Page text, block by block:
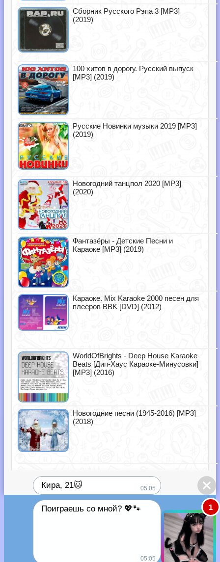
Сборник Русского Рэпа 3 [MP3]
(2019)
100 хитов в дорогу. Русский выпуск
[MP3] (2019)
Русские Новинки музыки 2019 [MP3]
(2019)
Новогодний танцпол 2020 [MP3]
(2020)
Фантазёры - Детские Песни и
Караоке [MP3] (2019)
Караоке. Mix Karaoke 2000 песен для
плееров BBK [DVD] (2012)
WorldOfBrights - Deep House Karaoke
Beats [Дип-Хаус Караоке-Минусовки]
[MP3] (2016)
Новогодние песни (1945-2016) [MP3]
(2018)
Кира, 21🐱 05:05
Поиграешь со мной? 💖🐾
05:05
1